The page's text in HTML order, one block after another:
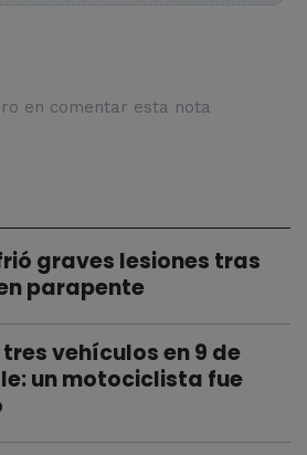
en comentar esta nota
graves lesiones tras
parapente
vehículos en 9 de
un motociclista fue